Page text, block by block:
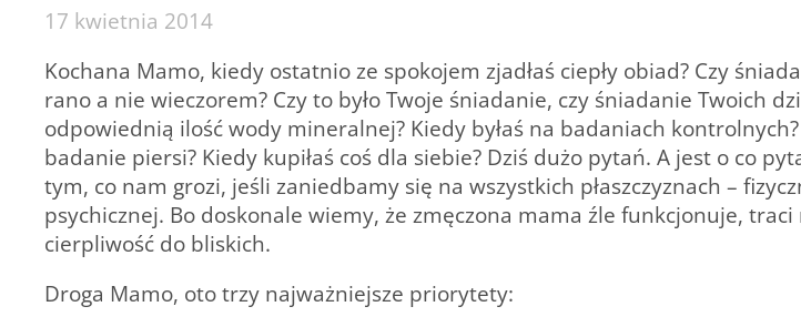
17 kwietnia 2014
Kochana Mamo, kiedy ostatnio ze spokojem zjadłaś ciepły obiad? Czy
rano a nie wieczorem? Czy to było Twoje śniadanie, czy śniadanie Twoich
odpowiednią ilość wody mineralnej? Kiedy byłaś na badaniach
badanie piersi? Kiedy kupiłaś coś dla siebie? Dziś dużo pytań. A jest o co
tym, co nam grozi, jeśli zaniedbamy się na wszystkich płaszczyznach –
psychicznej. Bo doskonale wiemy, że zmęczona mama źle funkcjonuje, traci
cierpliwość do bliskich.
Droga Mamo, oto trzy najważniejsze priorytety: